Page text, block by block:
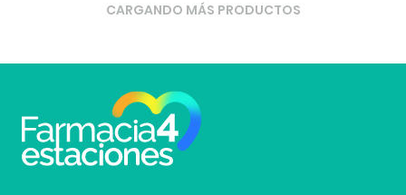
CARGANDO MÁS PRODUCTOS